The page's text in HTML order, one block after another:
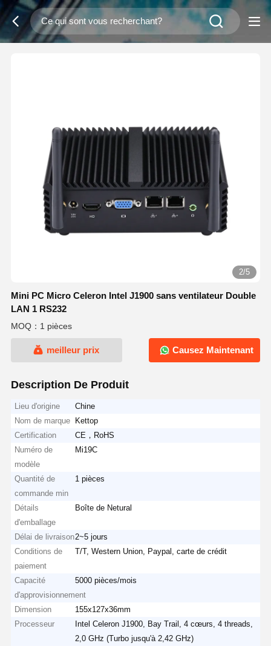
2/5
Mini PC Micro Celeron Intel J1900 sans ventilateur Double
LAN 1 RS232
MOQ：1 pièces
meilleur prix Causez Maintenant
Description De Produit
Lieu d'origine
Chine
Nom de marque
Kettop
Certification
CE，RoHS
Numéro de
modèle
Mi19C
Quantité de
commande min
1 pièces
Détails
d'emballage
Boîte de Netural
Délai de livraison2~5 jours
Conditions de
paiement
T/T, Western Union, Paypal, carte de crédit
Capacité
d'approvisionnement
5000 pièces/mois
Dimension
155x127x36mm
Processeur
Intel Celeron J1900, Bay Trail, 4 cœurs, 4 threads,
2,0 GHz (Turbo jusqu'à 2,42 GHz)